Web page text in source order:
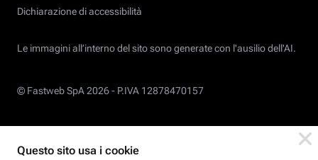
Dichiarazione di accessibilità
Le immagini all’interno del sito sono generate con l'ausilio dell'AI.
© Fastweb SpA 2026 - P.IVA 12878470157